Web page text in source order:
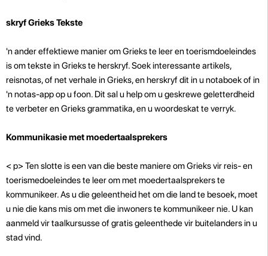
skryf Grieks Tekste
'n ander effektiewe manier om Grieks te leer en toerismdoeleindes
is om tekste in Grieks te herskryf. Soek interessante artikels,
reisnotas, of net verhale in Grieks, en herskryf dit in u notaboek of in
'n notas-app op u foon. Dit sal u help om u geskrewe geletterdheid
te verbeter en Grieks grammatika, en u woordeskat te verryk.
Kommunikasie met moedertaalsprekers
< p> Ten slotte is een van die beste maniere om Grieks vir reis- en
toerismedoeleindes te leer om met moedertaalsprekers te
kommunikeer. As u die geleentheid het om die land te besoek, moet
u nie die kans mis om met die inwoners te kommunikeer nie. U kan
aanmeld vir taalkursusse of gratis geleenthede vir buitelanders in u
stad vind.